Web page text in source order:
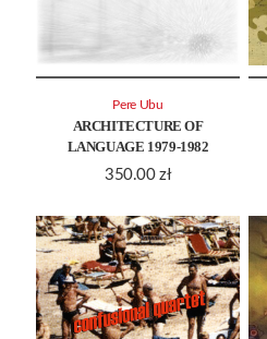
ARCHITECTURE OF
LANGUAGE 1979-1982
350.00 zł
Pere Ubu